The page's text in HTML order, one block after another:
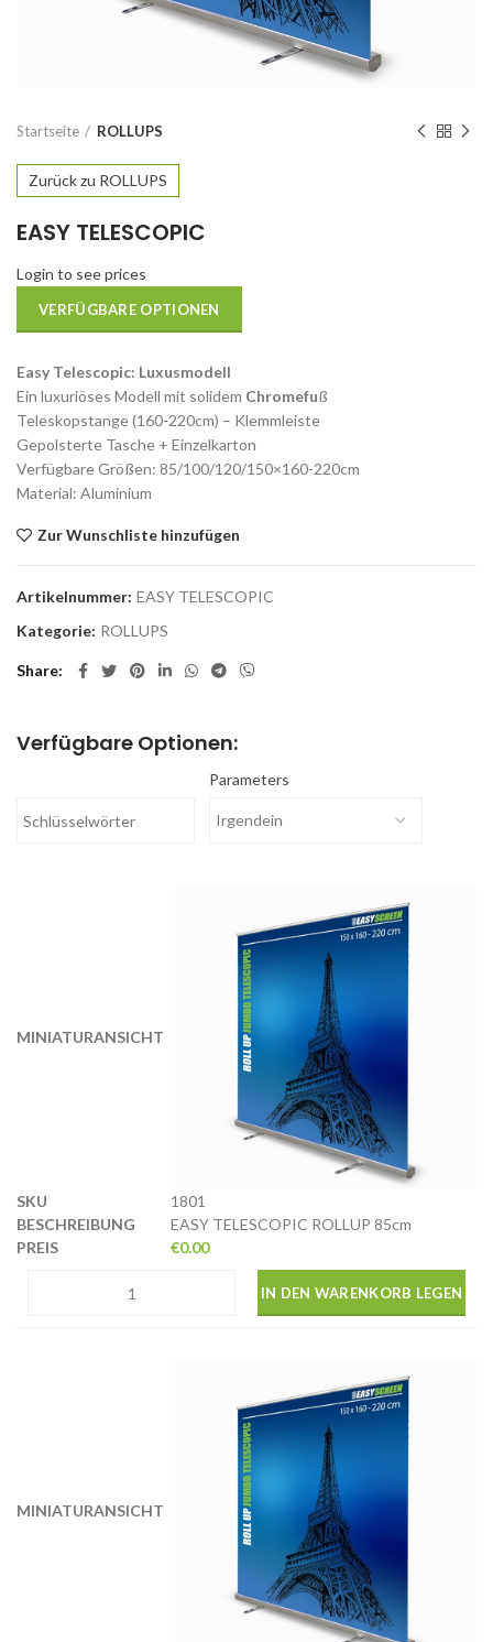
Startseite ROLLUPS
Zurück zu ROLLUPS
EASY TELESCOPIC
Login to see prices
VERFÜGBARE OPTIONEN
Easy Telescopic: Luxusmodell
Ein luxuriöses Modell mit solidem Chromefuß
Teleskopstange (160-220cm) – Klemmleiste
Gepolsterte Tasche + Einzelkarton
Verfügbare Größen: 85/100/120/150×160-220cm
Material: Aluminium
Zur Wunschliste hinzufügen
Artikelnummer: EASY TELESCOPIC
Kategorie: ROLLUPS
Share
Verfügbare Optionen:
Parameters
1801
EASY TELESCOPIC ROLLUP 85cm
€0.00
IN DEN WARENKORB LEGEN